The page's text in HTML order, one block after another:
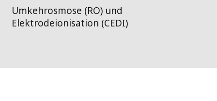
Umkehrosmose (RO) und
Elektrodeionisation (CEDI)